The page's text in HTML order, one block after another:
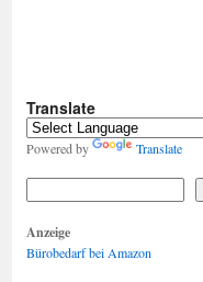
Translate
Powered by Translate
Anzeige
Bürobedarf bei Amazon